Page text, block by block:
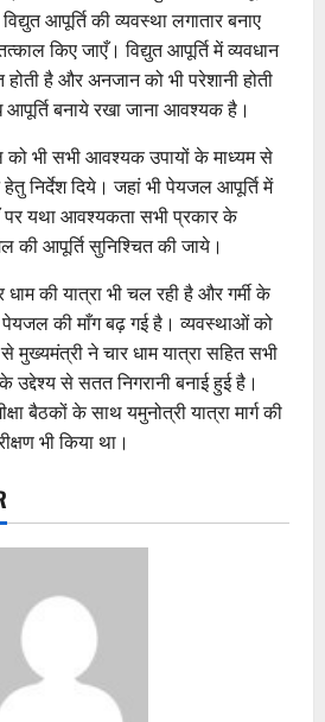
आपूर्ति की व्यवस्था लगातार बनाए
किए जाएँ। विद्युत आपूर्ति में व्यवधान
है और अनजान को भी परेशानी होती
आपूर्ति बनाये रखा जाना आवश्यक है।
भी सभी आवश्यक उपायों के माध्यम से
निर्देश दिये। जहां भी पेयजल आपूर्ति में
पर यथा आवश्यकता सभी प्रकार के
की आपूर्ति सुनिश्चित की जाये।
धाम की यात्रा भी चल रही है और गर्मी के
की माँग बढ़ गई है। व्यवस्थाओं को
मुख्यमंत्री ने चार धाम यात्रा सहित सभी
से सतत निगरानी बनाई हुई है।
बैठकों के साथ यमुनोत्री यात्रा मार्ग की
भी किया था।